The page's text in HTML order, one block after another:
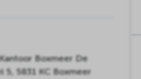
Boxmeer De
5, 5831 KC Boxmeer